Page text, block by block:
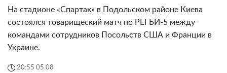
На стадионе «Спартак» в Подольском районе Киева
состоялся товарищеский матч по РЕГБИ-5 между
командами сотрудников Посольств США и Франции в
Украине.
20:55 05.08